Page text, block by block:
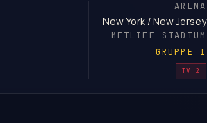
ARENA
New York / New Jersey
METLIFE STADIUM
GRUPPE I
TV 2